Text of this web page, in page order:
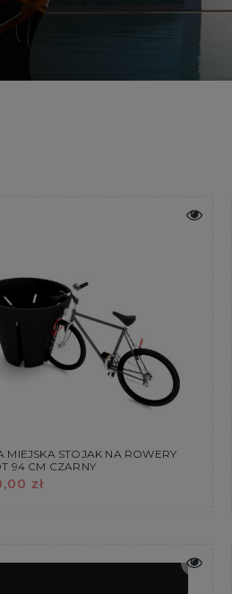
MIEJSKA STOJAK NA ROWERY
94 CM CZARNY
zł